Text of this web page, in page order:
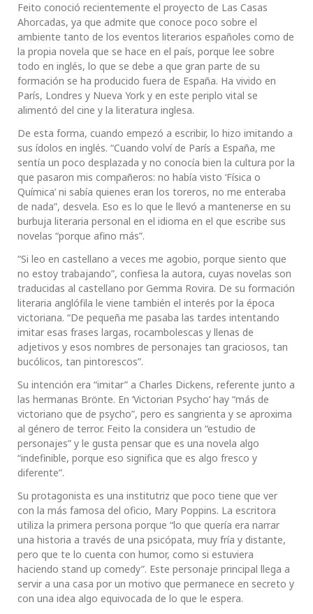
Feito conoció recientemente el proyecto de Las Casas
Ahorcadas, ya que admite que conoce poco sobre el
ambiente tanto de los eventos literarios españoles como de
la propia novela que se hace en el país, porque lee sobre
todo en inglés, lo que se debe a que gran parte de su
formación se ha producido fuera de España. Ha vivido en
París, Londres y Nueva York y en este periplo vital se
alimentó del cine y la literatura inglesa.
De esta forma, cuando empezó a escribir, lo hizo imitando a
sus ídolos en inglés. “Cuando volví de París a España, me
sentía un poco desplazada y no conocía bien la cultura por la
que pasaron mis compañeros: no había visto ‘Física o
Química’ ni sabía quienes eran los toreros, no me enteraba
de nada”, desvela. Eso es lo que le llevó a mantenerse en su
burbuja literaria personal en el idioma en el que escribe sus
novelas “porque afino más”.
“Si leo en castellano a veces me agobio, porque siento que
no estoy trabajando”, confiesa la autora, cuyas novelas son
traducidas al castellano por Gemma Rovira. De su formación
literaria anglófila le viene también el interés por la época
victoriana. “De pequeña me pasaba las tardes intentando
imitar esas frases largas, rocambolescas y llenas de
adjetivos y esos nombres de personajes tan graciosos, tan
bucólicos, tan pintorescos”.
Su intención era “imitar” a Charles Dickens, referente junto a
las hermanas Brönte. En ‘Victorian Psycho’ hay “más de
victoriano que de psycho”, pero es sangrienta y se aproxima
al género de terror. Feito la considera un “estudio de
personajes” y le gusta pensar que es una novela algo
“indefinible, porque eso significa que es algo fresco y
diferente”.
Su protagonista es una institutriz que poco tiene que ver
con la más famosa del oficio, Mary Poppins. La escritora
utiliza la primera persona porque “lo que quería era narrar
una historia a través de una psicópata, muy fría y distante,
pero que te lo cuenta con humor, como si estuviera
haciendo stand up comedy”. Este personaje principal llega a
servir a una casa por un motivo que permanece en secreto y
con una idea algo equivocada de lo que le espera.